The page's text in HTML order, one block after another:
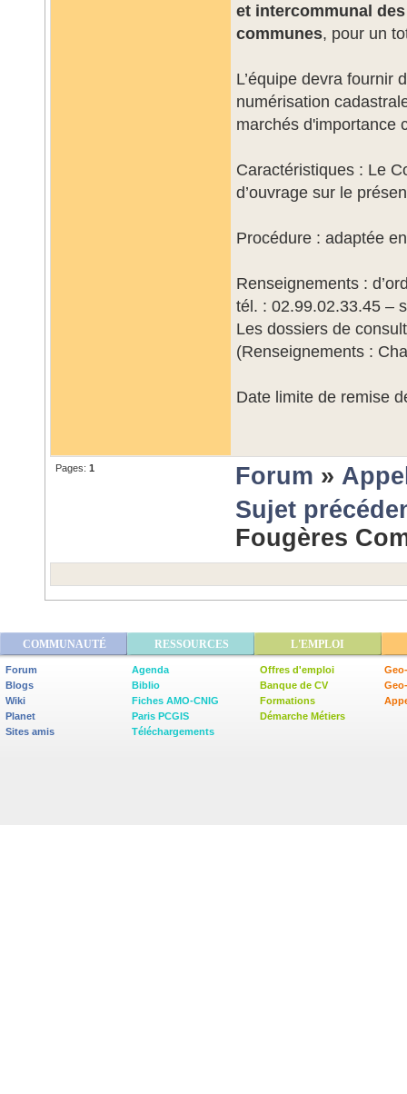
et intercommunal
communes, pour un
L’équipe devra fournir
numérisation
marchés d'importance
Caractéristiques : Le
d’ouvrage sur le
Procédure : adaptée
Renseignements :
tél. : 02.99.02.33.45 –
Les dossiers de
(Renseignements :
Date limite de remise
Pages: 1 Forum »
Sujet
Fougères
COMMUNAUTÉ RESSOURCES L'EMPLOI
Forum
Blogs
Wiki
Planet
Sites amis
Agenda
Biblio
Fiches AMO-CNIG
Paris PCGIS
Téléchargements
Offres d'emploi
Banque de CV
Formations
Démarche Métiers